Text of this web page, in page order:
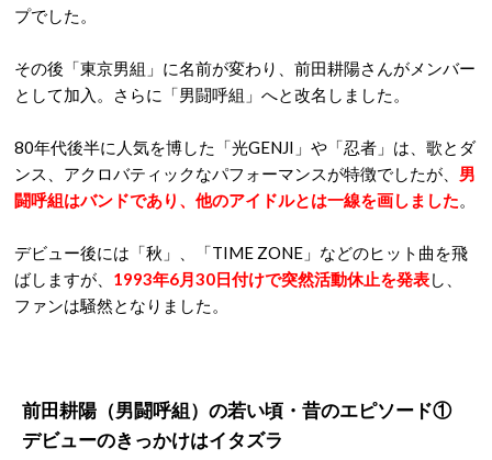
プでした。
その後「東京男組」に名前が変わり、前田耕陽さんがメンバー
として加入。さらに「男闘呼組」へと改名しました。
80年代後半に人気を博した「光GENJI」や「忍者」は、歌とダ
ンス、アクロバティックなパフォーマンスが特徴でしたが、 男
闘呼組はバンドであり、他のアイドルとは一線を画しました。
デビュー後には「秋」、「TIME ZONE」などのヒット曲を飛
ばしますが、 1993年6月30日付けで突然活動休止を発表し、
ファンは騒然となりました。
前田耕陽（男闘呼組）の若い頃・昔のエピソード①
デビューのきっかけはイタズラ